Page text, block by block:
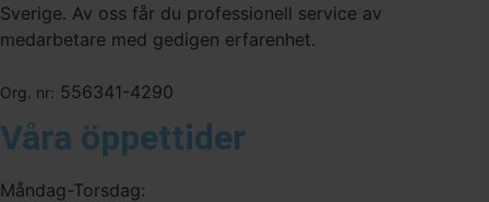
Sverige. Av oss får du professionell service av
medarbetare med gedigen erfarenhet.
Org. nr: 556341-4290
Våra öppettider
Måndag-Torsdag: